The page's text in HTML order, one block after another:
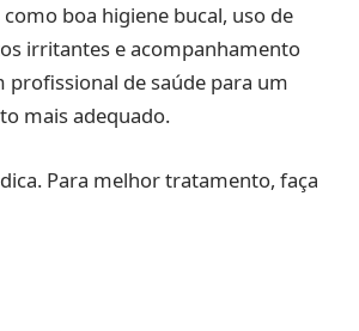
boa higiene bucal, uso de
irritantes e acompanhamento
de saúde para um
mais adequado.
Para melhor tratamento, faça